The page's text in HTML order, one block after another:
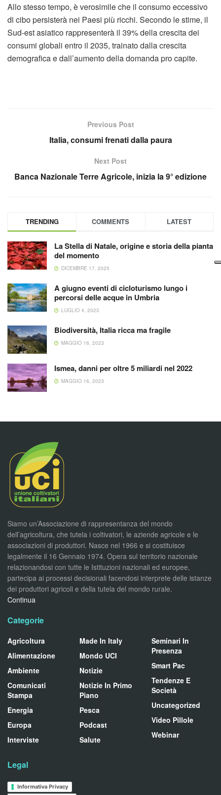
Allo stesso tempo, è verosimile che il consumo eccessivo
di cibo persisterà nei Paesi più ricchi. Secondo le stime, il
Sud-est asiatico rappresenterà il 39% della crescita dei
consumi globali entro il 2035, trainato dalla crescita
demografica e dall’aumento della domanda pro capite.
Previous Post
Italia, consumi frenati dalla paura
Next Post
Banca Nazionale Terre Agricole, inizia la 9° edizione
TRENDING COMMENTS LATEST
La Stella di Natale, origine e storia della pianta
del momento
DICEMBRE 17, 2025
A giugno eventi di cicloturismo lungo i
percorsi delle acque in Umbria
LUGLIO 4, 2023
Biodiversità, Italia ricca ma fragile
MAGGIO 16, 2023
Ismea, danni per oltre 5 miliardi nel 2022
MAGGIO 16, 2023
Siamo un’Associazione di rappresentanza del mondo
dell’agricoltura, che tutela i coltivatori, le aziende agricole e le
associazioni di produttori. Nasce nel 1966 e si costituisce
legalmente il 16 Gennaio 1974. Opera sul territorio nazionale
relazionandosi con tutte le Istituzioni nazionali ed europee,
partecipa ai processi decisionali facendosi interprete delle istanze
dei produttori agricoli e della tutela del mondo rurale.
Continua
Categorie
Agricoltura
Alimentazione
Ambiente
Comunicati
Stampa
Energia
Europa
Interviste
Made In Italy
Mondo UCI
Notizie
Notizie In Primo
Piano
Pesca
Podcast
Salute
Seminari In
Presenza
Smart Pac
Tendenze E
Società
Uncategorized
Video Pillole
Webinar
Legal
Informativa Privacy